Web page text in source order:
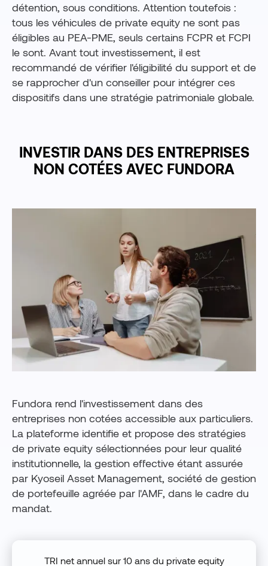
détention, sous conditions. Attention toutefois :
tous les véhicules de private equity ne sont pas
éligibles au PEA-PME, seuls certains FCPR et FCPI
le sont. Avant tout investissement, il est
recommandé de vérifier l'éligibilité du support et de
se rapprocher d'un conseiller pour intégrer ces
dispositifs dans une stratégie patrimoniale globale.
INVESTIR DANS DES ENTREPRISES
NON COTÉES AVEC FUNDORA
Fundora rend l'investissement dans des
entreprises non cotées accessible aux particuliers.
La plateforme identifie et propose des stratégies
de private equity sélectionnées pour leur qualité
institutionnelle, la gestion effective étant assurée
par Kyoseil Asset Management, société de gestion
de portefeuille agréée par l'AMF, dans le cadre du
mandat.
TRI net annuel sur 10 ans du private equity